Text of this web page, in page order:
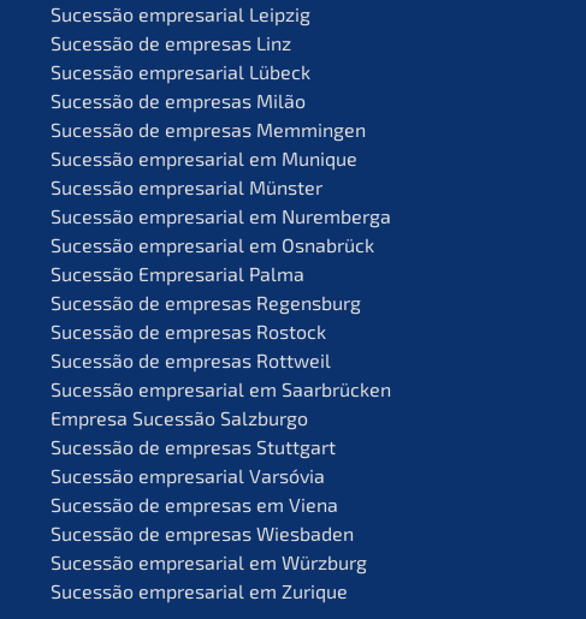
Suces­são empre­sa­ri­al Leipzig
Suces­são de empre­sas Linz
Suces­são empre­sa­ri­al Lübeck
Suces­são de empre­sas Milão
Suces­são de empre­sas Memmingen
Suces­são empre­sa­ri­al em Munique
Suces­são empre­sa­ri­al Münster
Suces­são empre­sa­ri­al em Nuremberga
Suces­são empre­sa­ri­al em Osnabrück
Suces­são Empre­sa­ri­al Palma
Suces­são de empre­sas Regensburg
Suces­são de empre­sas Rostock
Suces­são de empre­sas Rottweil
Suces­são empre­sa­ri­al em Saarbrücken
Empre­sa Suces­são Salzburgo
Suces­são de empre­sas Stuttgart
Suces­são empre­sa­ri­al Varsóvia
Suces­são de empre­sas em Viena
Suces­são de empre­sas Wiesbaden
Suces­são empre­sa­ri­al em Würzburg
Suces­são empre­sa­ri­al em Zurique